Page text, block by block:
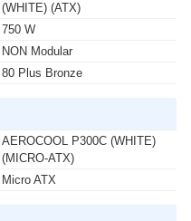
(WHITE) (ATX)
750 W
NON Modular
80 Plus Bronze
AEROCOOL P300C (WHITE)
(MICRO-ATX)
Micro ATX